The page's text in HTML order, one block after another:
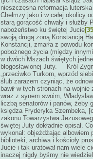
nieszczęsna reformacja
Chełmży jako i w całej okolicy
starą gorącość chwały i służby
nabożeństwo ku świętej Jucie
swoją drugą żoną Konstancją
Konstancji, zmarła z powodu
pobożnego życia (między
w dwóch Mszach świętych
błogosławionej Juty. Król
„przeciwko Turkom, wprzód
ślub zarazem czyniąc, że
bawił w tych stronach na
wraz z synem swoim,
liczbą senatorów i panów, żeby
księdza Fryderyka Szembeka,
zakonu Towarzystwa
świętej Juty dokładnie opisał.
wykonał: objeżdżając
biblioteki, archiwa i kościoły
Jucie i tak uratował nam wiele
inaczej nigdy byśmy nie